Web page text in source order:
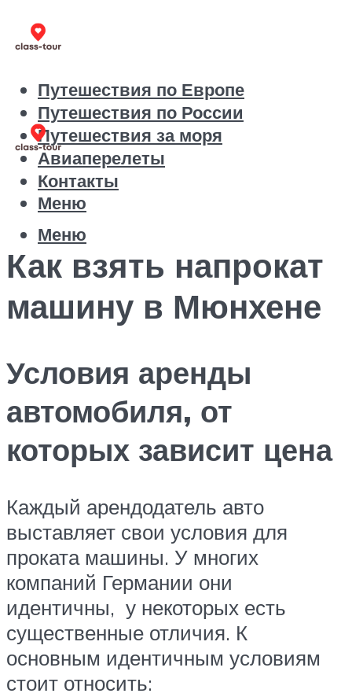
Путешествия по Европе
Путешествия по России
Путешествия за моря
Авиаперелеты
Контакты
Меню
Меню
Как взять напрокат
машину в Мюнхене
Условия аренды
автомобиля, от
которых зависит цена
Каждый арендодатель авто
выставляет свои условия для
проката машины. У многих
компаний Германии они
идентичны, у некоторых есть
существенные отличия. К
основным идентичным условиям
стоит относить: